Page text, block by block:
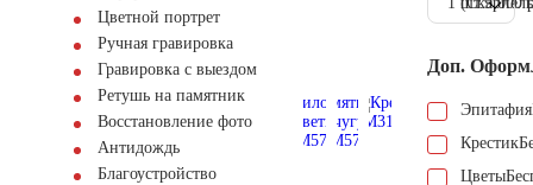
Цветной портрет
Ручная гравировка
Гравировка с выездом
Ретушь на памятник
Восстановление фото
Антидождь
Благоустройство
Доп.
Эпитафия
Крестик
Цветы